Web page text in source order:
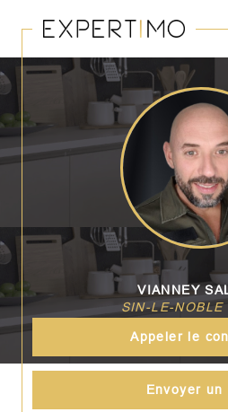
VIANNEY
SIN-LE-
Appeler le
Envoyer un